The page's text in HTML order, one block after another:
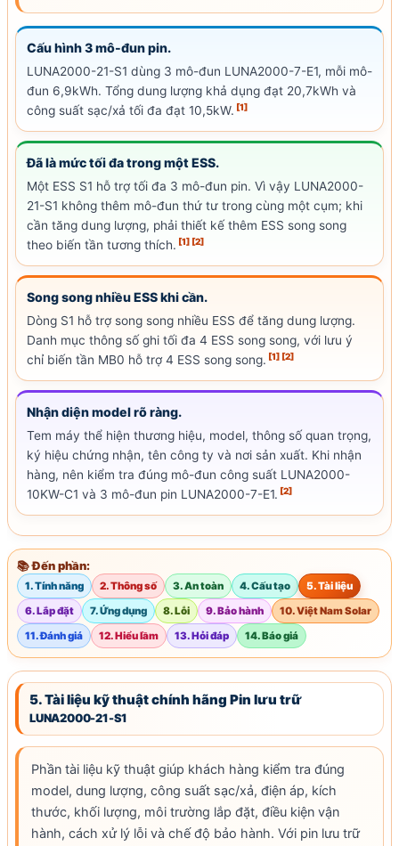
Cấu hình 3 mô-đun pin.
LUNA2000-21-S1 dùng 3 mô-đun LUNA2000-7-E1, mỗi mô-
đun 6,9kWh. Tổng dung lượng khả dụng đạt 20,7kWh và
công suất sạc/xả tối đa đạt 10,5kW. [1]
Đã là mức tối đa trong một ESS.
Một ESS S1 hỗ trợ tối đa 3 mô-đun pin. Vì vậy LUNA2000-
21-S1 không thêm mô-đun thứ tư trong cùng một cụm; khi
cần tăng dung lượng, phải thiết kế thêm ESS song song
theo biến tần tương thích. [1] [2]
Song song nhiều ESS khi cần.
Dòng S1 hỗ trợ song song nhiều ESS để tăng dung lượng.
Danh mục thông số ghi tối đa 4 ESS song song, với lưu ý
chỉ biến tần MB0 hỗ trợ 4 ESS song song. [1] [2]
Nhận diện model rõ ràng.
Tem máy thể hiện thương hiệu, model, thông số quan trọng,
ký hiệu chứng nhận, tên công ty và nơi sản xuất. Khi nhận
hàng, nên kiểm tra đúng mô-đun công suất LUNA2000-
10KW-C1 và 3 mô-đun pin LUNA2000-7-E1. [2]
📚 Đến phần:
1. Tính năng 2. Thông số 3. An toàn 4. Cấu tạo
5. Tài liệu
6. Lắp đặt
7. Ứng dụng 8. Lỗi 9. Bảo hành
10. Việt Nam Solar
11. Đánh giá
12. Hiểu lầm 13. Hỏi đáp 14. Báo giá
5. Tài liệu kỹ thuật chính hãng Pin lưu trữ
LUNA2000-21-S1
Phần tài liệu kỹ thuật giúp khách hàng kiểm tra đúng
model, dung lượng, công suất sạc/xả, điện áp, kích
thước, khối lượng, môi trường lắp đặt, điều kiện vận
hành, cách xử lý lỗi và chế độ bảo hành. Với pin lưu trữ